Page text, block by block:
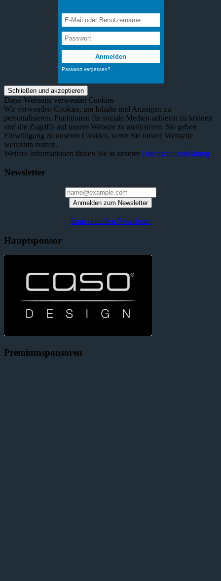
Diese Webseite verwendet Cookies
Wir verwenden Cookies, um Inhalte und Anzeigen zu
personalisieren, Funktionen für soziale Medien anbieten zu können
und die Zugriffe auf unsere Website zu analysieren. Sie geben
Einwilligung zu unseren Cookies, wenn Sie unsere Webseite
weiterhin nutzen.
Weitere Informationen finden Sie in unserer Datenschutzerklärung
Newsletter
Anmelden zum Newsletter
Zum aktuellen Newsletter
Hauptsponsor
Premiumsponsoren